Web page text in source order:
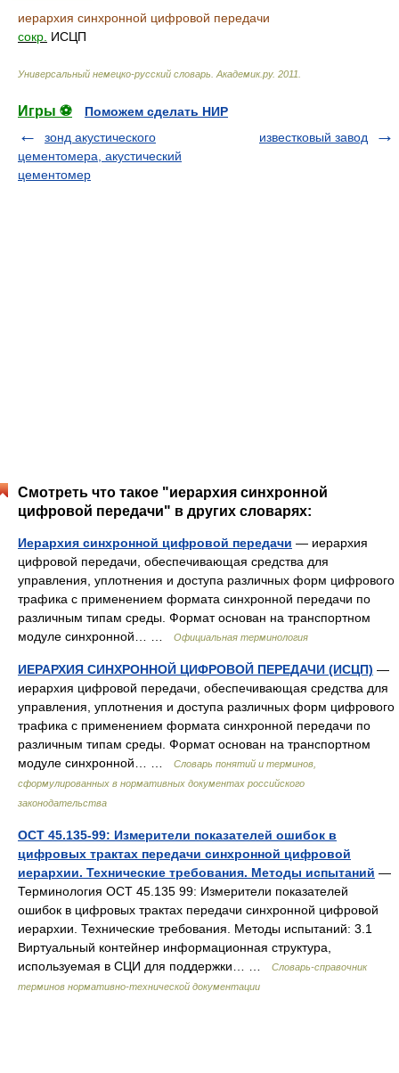
иерархия синхронной цифровой передачи
сокр. ИСЦП
Универсальный немецко-русский словарь Академик.ру. 2011
Игры ⚽
Поможем сделать НИР
зонд акустического
цементомера, акустический
цементомер
известковый завод
Смотреть что такое "иерархия синхронной
цифровой передачи" в других словарях:
Иерархия синхронной цифровой передачи — иерархия
цифровой передачи, обеспечивающая средства для
управления, уплотнения и доступа различных форм цифрового
трафика с применением формата синхронной передачи по
различным типам среды. Формат основан на транспортном
модуле синхронной… …
Официальная терминология
ИЕРАРХИЯ СИНХРОННОЙ ЦИФРОВОЙ ПЕРЕДАЧИ (ИСЦП) —
иерархия цифровой передачи, обеспечивающая средства для
управления, уплотнения и доступа различных форм цифрового
трафика с применением формата синхронной передачи по
различным типам среды. Формат основан на транспортном
модуле синхронной… …
Словарь понятий и терминов,
сформулированных в нормативных документах российского
законодательства
ОСТ 45.135-99: Измерители показателей ошибок в
цифровых трактах передачи синхронной цифровой
иерархии. Технические требования. Методы испытаний —
Терминология ОСТ 45.135 99: Измерители показателей
ошибок в цифровых трактах передачи синхронной цифровой
иерархии. Технические требования. Методы испытаний: 3.1
Виртуальный контейнер информационная структура,
используемая в СЦИ для поддержки… …
Словарь-справочник
терминов нормативно-технической документации